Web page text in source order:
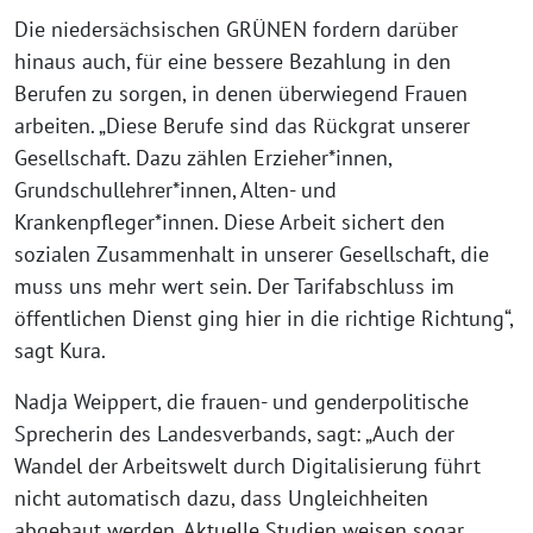
Die niedersächsischen GRÜNEN fordern darüber
hinaus auch, für eine bessere Bezahlung in den
Berufen zu sorgen, in denen überwiegend Frauen
arbeiten. „Diese Berufe sind das Rückgrat unserer
Gesellschaft. Dazu zählen Erzieher*innen,
Grundschullehrer*innen, Alten- und
Krankenpfleger*innen. Diese Arbeit sichert den
sozialen Zusammenhalt in unserer Gesellschaft, die
muss uns mehr wert sein. Der Tarifabschluss im
öffentlichen Dienst ging hier in die richtige Richtung“,
sagt Kura.
Nadja Weippert, die frauen- und genderpolitische
Sprecherin des Landesverbands, sagt: „Auch der
Wandel der Arbeitswelt durch Digitalisierung führt
nicht automatisch dazu, dass Ungleichheiten